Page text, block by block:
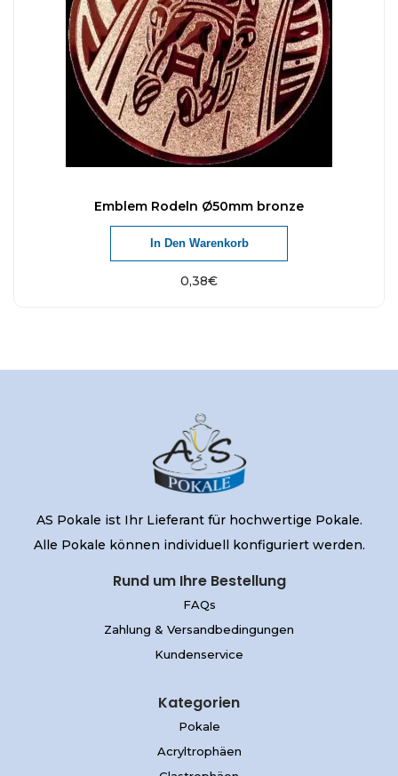
Emblem Rodeln Ø50mm bronze
0,38€
In Den Warenkorb
AS Pokale ist Ihr Lieferant für hochwertige Pokale.
Alle Pokale können individuell konfiguriert werden.
Rund um Ihre Bestellung
FAQs
Zahlung & Versandbedingungen
Kundenservice
Kategorien
Pokale
Acryltrophäen